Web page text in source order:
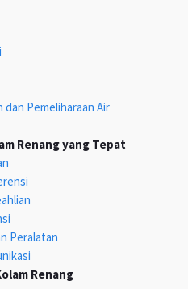
Pemeliharaan Air
Renang yang Tepat
Peralatan
Renang